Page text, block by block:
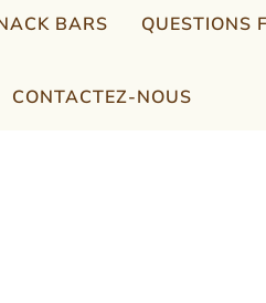
BARS QUESTIONS
CONTACTEZ-NOUS